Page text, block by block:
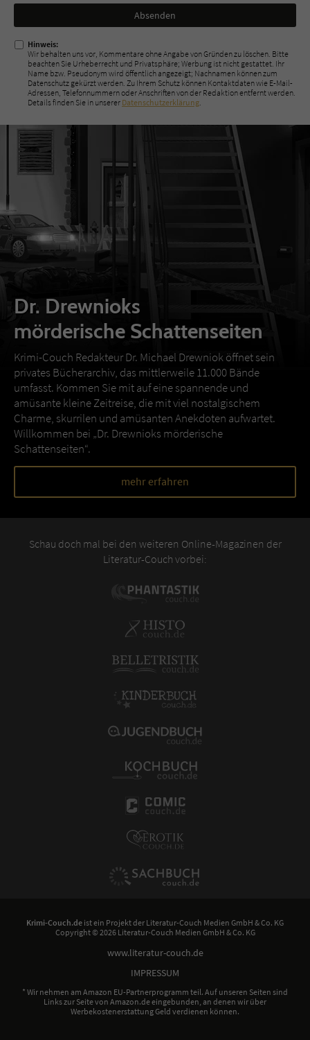
Nicht
ausfüllen!
Hinweis:
Wir behalten uns vor, Kommentare ohne Angabe von Gründen zu löschen. Bitte
beachten Sie Urheberrecht und Privatsphäre; Werbung ist nicht gestattet. Ihr
Name bzw. Pseudonym wird öffentlich angezeigt; Nachnamen können zum
Datenschutz gekürzt werden. Zu Ihrem Schutz können Kontaktdaten wie E-Mail-
Adressen, Telefonnummern oder Anschriften von der Redaktion entfernt werden.
Details finden Sie in unserer Datenschutzerklärung.
Dr. Drewnioks
mörderische Schattenseiten
Krimi-Couch Redakteur Dr. Michael Drewniok öffnet sein
privates Bücherarchiv, das mittlerweile 11.000 Bände
umfasst. Kommen Sie mit auf eine spannende und
amüsante kleine Zeitreise, die mit viel nostalgischem
Charme, skurrilen und amüsanten Anekdoten aufwartet.
Willkommen bei „Dr. Drewnioks mörderische
Schattenseiten“.
mehr erfahren
Schau doch mal bei den weiteren Online-Magazinen der
Literatur-Couch vorbei:
Krimi-Couch.de ist ein Projekt der Literatur-Couch Medien GmbH & Co. KG
Copyright © 2026 Literatur-Couch Medien GmbH & Co. KG
www.literatur-couch.de
IMPRESSUM
* Wir nehmen am Amazon EU-Partnerprogramm teil. Auf unseren Seiten sind
Links zur Seite von Amazon.de eingebunden, an denen wir über
Werbekostenerstattung Geld verdienen können.